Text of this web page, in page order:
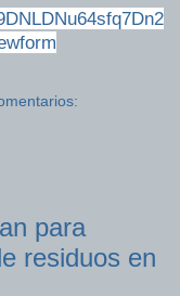
para
residuos en